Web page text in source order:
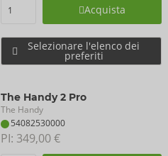
Acquista
Selezionare l'elenco dei
preferiti
The Handy 2 Pro
The Handy
54082530000
PI: 349,00 €